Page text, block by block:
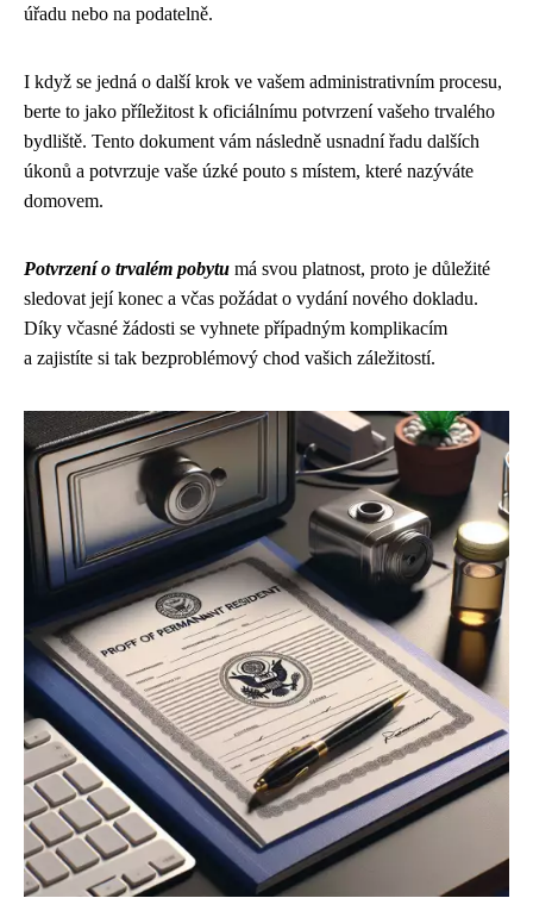
úřadu nebo na podatelně.
I když se jedná o další krok ve vašem administrativním procesu,
berte to jako příležitost k oficiálnímu potvrzení vašeho trvalého
bydliště. Tento dokument vám následně usnadní řadu dalších
úkonů a potvrzuje vaše úzké pouto s místem, které nazýváte
domovem.
Potvrzení o trvalém pobytu má svou platnost, proto je důležité
sledovat její konec a včas požádat o vydání nového dokladu.
Díky včasné žádosti se vyhnete případným komplikacím
a zajistíte si tak bezproblémový chod vašich záležitostí.